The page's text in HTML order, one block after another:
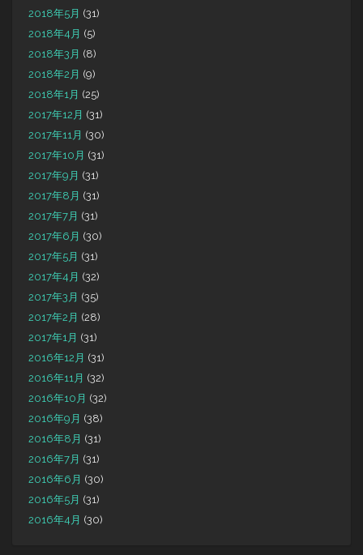
2018年5月 (31)
2018年4月 (5)
2018年3月 (8)
2018年2月 (9)
2018年1月 (25)
2017年12月 (31)
2017年11月 (30)
2017年10月 (31)
2017年9月 (31)
2017年8月 (31)
2017年7月 (31)
2017年6月 (30)
2017年5月 (31)
2017年4月 (32)
2017年3月 (35)
2017年2月 (28)
2017年1月 (31)
2016年12月 (31)
2016年11月 (32)
2016年10月 (32)
2016年9月 (38)
2016年8月 (31)
2016年7月 (31)
2016年6月 (30)
2016年5月 (31)
2016年4月 (30)